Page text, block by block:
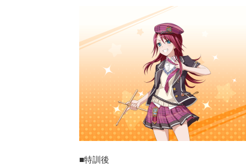
■特訓後